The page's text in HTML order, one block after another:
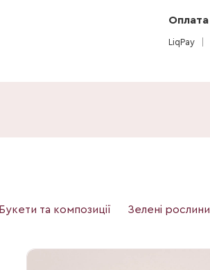
Оплата
LiqPay
Букети та композиції Зелені рослини